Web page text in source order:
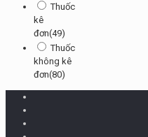
Thuốc
kê
đơn(49)
Thuốc
không kê
đơn(80)